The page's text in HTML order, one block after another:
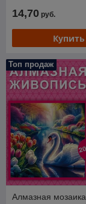
14,70 руб.
Купить
Топ продаж
Алмазная мозаика.